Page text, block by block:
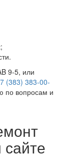
9-5, или
(383) 383-00-
по вопросам и